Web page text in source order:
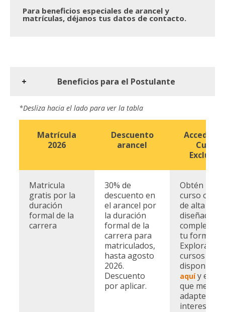
Para beneficios especiales de arancel y
matrículas, déjanos tus datos de contacto.
Beneficios para el Postulante
*Desliza hacia el lado para ver la tabla
Matrícula
2026
Descuento
arancel
Accede a
Curso
Exclusivo
Matricula
gratis por la
duración
formal de la
carrera
30% de
descuento en
el arancel por
la duración
formal de la
carrera para
matriculados,
hasta agosto
2026.
Descuento
por aplicar.
Obtén un
curso
de alta
diseñado
tu
Explora los
cursos
disponibles
aquíy elige
que mejor
adapte a
intereses.